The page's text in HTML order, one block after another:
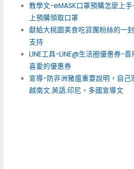
教學文-eMASK口罩預購怎麼上
上預購領取口罩
獻給大桃園美食吃貨團粉絲的一
支持
LINE工具-LINE@生活圈優惠券-
喜愛的優惠券
宣導-防非洲豬瘟重要說明，自己
越南文.英語.印尼，多國宣導文